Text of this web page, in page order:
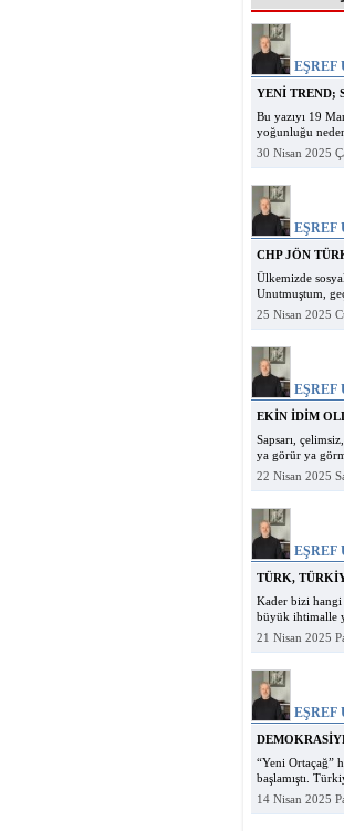
EŞREF
YENİ TREND;
Bu yazıyı 19
yoğunluğu
30 Nisan 2025
EŞREF
CHP JÖN
Ülkemizde
Unutmuştum,
25 Nisan 2025
EŞREF
EKİN İDİM
Sapsarı,
ya görür ya
22 Nisan 2025
EŞREF
TÜRK,
Kader bizi hangi
büyük ihtimalle
21 Nisan 2025
EŞREF
“Yeni Ortaçağ”
başlamıştı.
14 Nisan 2025